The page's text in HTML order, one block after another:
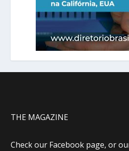
THE MAGAZINE
Check our Facebook page, or